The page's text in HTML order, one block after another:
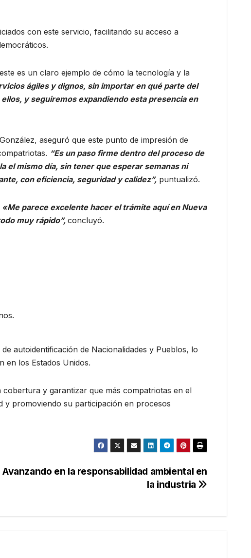
con este servicio, facilitando su acceso a
es un claro ejemplo de cómo la tecnología y la
ágiles y dignos, sin importar en qué parte del
y seguiremos expandiendo esta presencia en
aseguró que este punto de impresión de
“Es un paso firme dentro del proceso de
el mismo día, sin tener que esperar semanas ni
con eficiencia, seguridad y calidez”, puntualizó.
«Me parece excelente hacer el trámite aquí en Nueva
muy rápido”,concluyó.
autoidentificación de Nacionalidades y Pueblos, lo
en los Estados Unidos.
y garantizar que más compatriotas en el
y promoviendo su participación en procesos
Avanzando en la responsabilidad ambiental en
la industria